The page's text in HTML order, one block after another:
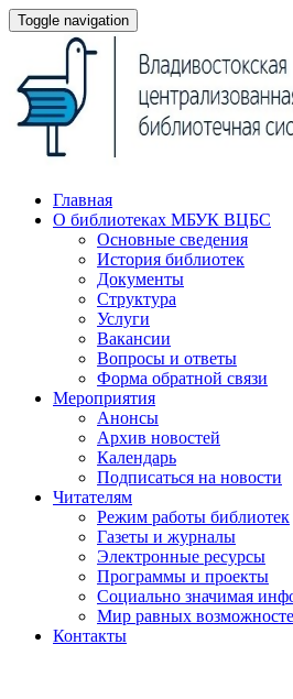
Toggle navigation
Главная
О библиотеках МБУК ВЦБС
Основные сведения
История библиотек
Документы
Структура
Услуги
Вакансии
Вопросы и ответы
Форма обратной связи
Мероприятия
Анонсы
Архив новостей
Календарь
Подписаться на новости
Читателям
Режим работы библиотек
Газеты и журналы
Электронные ресурсы
Программы и проекты
Социально значимая
Мир равных
Контакты